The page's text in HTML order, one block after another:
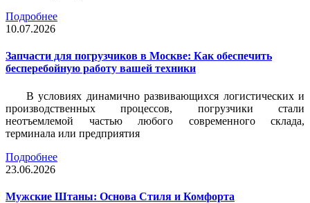
Подробнее
10.07.2026
Запчасти для погрузчиков в Москве: Как обеспечить
бесперебойную работу вашей техники
В условиях динамично развивающихся логистических и
производственных процессов, погрузчики стали
неотъемлемой частью любого современного склада,
терминала или предприятия
Подробнее
23.06.2026
Мужские Штаны: Основа Стиля и Комфорта